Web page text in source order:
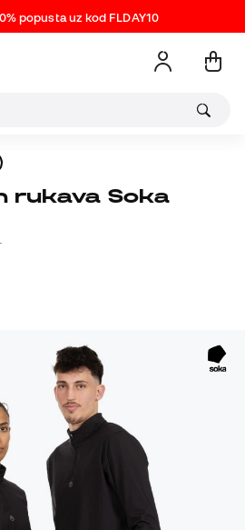
popusta uz kod FLDAY10